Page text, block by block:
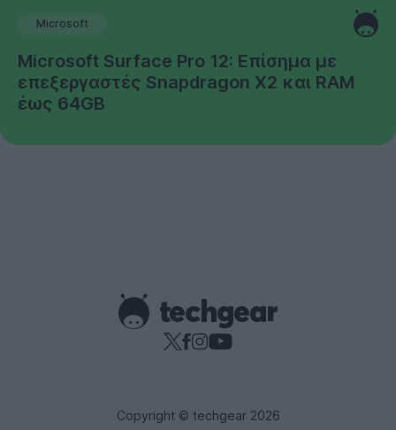
Microsoft
Microsoft Surface Pro 12: Επίσημα με
επεξεργαστές Snapdragon X2 και RAM
έως 64GB
Copyright © techgear 2026